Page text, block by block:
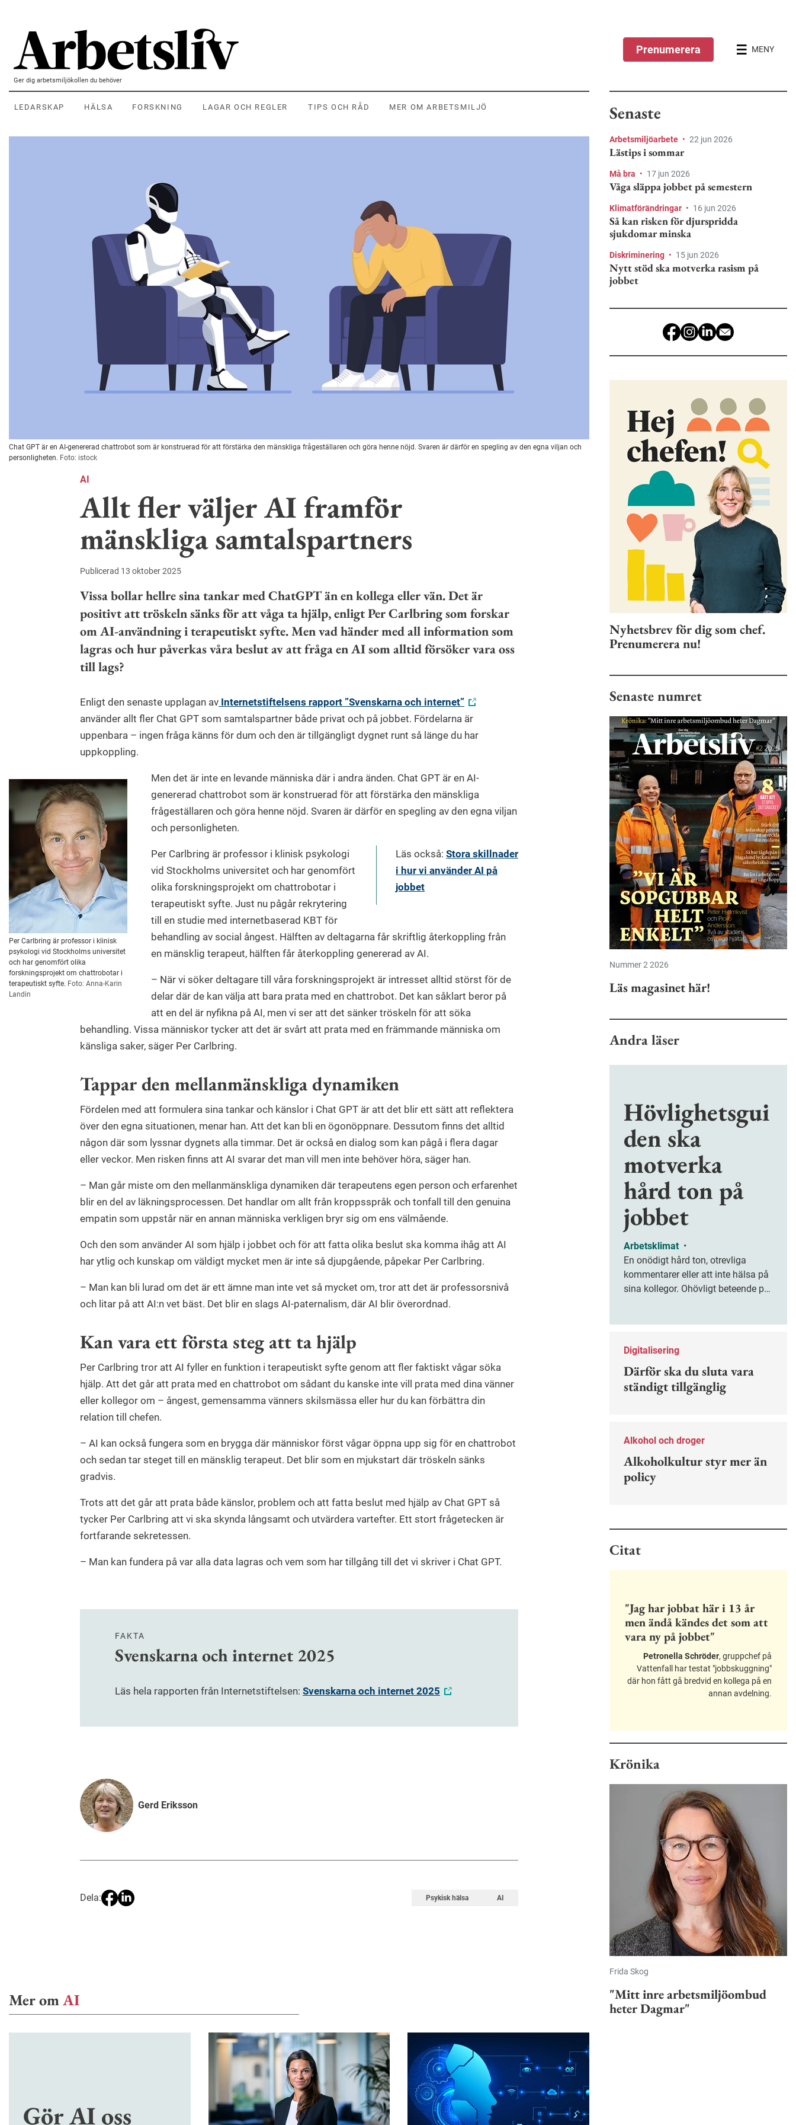
Ger dig arbetsmiljökollen du behöver
LEDARSKAP HÄLSA FORSKNING LAGAR OCH REGLER TIPS OCH RÅD MER OM ARBETSMILJÖ
Prenumerera MENY
Chat GPT är en AI-genererad chattrobot som är konstruerad för att förstärka den mänskliga frågeställaren och göra henne nöjd. Svaren är därför en spegling av den egna viljan och
personligheten. Foto: istock
AI
Allt fler väljer AI framför
mänskliga samtalspartners
Publicerad 13 oktober 2025
Vissa bollar hellre sina tankar med ChatGPT än en kollega eller vän. Det är
positivt att tröskeln sänks för att våga ta hjälp, enligt Per Carlbring som forskar
om AI-användning i terapeutiskt syfte. Men vad händer med all information som
lagras och hur påverkas våra beslut av att fråga en AI som alltid försöker vara oss
till lags?
Enligt den senaste upplagan av Internetstiftelsens rapport ”Svenskarna och internet”
använder allt fler Chat GPT som samtalspartner både privat och på jobbet. Fördelarna är
uppenbara – ingen fråga känns för dum och den är tillgängligt dygnet runt så länge du har
uppkoppling.
Per Carlbring är professor i klinisk
psykologi vid Stockholms universitet
och har genomfört olika
forskningsprojekt om chattrobotar i
terapeutiskt syfte. Foto: Anna-Karin
Landin
Men det är inte en levande människa där i andra änden. Chat GPT är en AI-
genererad chattrobot som är konstruerad för att förstärka den mänskliga
frågeställaren och göra henne nöjd. Svaren är därför en spegling av den egna viljan
och personligheten.
Läs också: Stora skillnader
i hur vi använder AI på
jobbet
Per Carlbring är professor i klinisk psykologi
vid Stockholms universitet och har genomfört
olika forskningsprojekt om chattrobotar i
terapeutiskt syfte. Just nu pågår rekrytering
till en studie med internetbaserad KBT för
behandling av social ångest. Hälften av deltagarna får skriftlig återkoppling från
en mänsklig terapeut, hälften får återkoppling genererad av AI.
– När vi söker deltagare till våra forskningsprojekt är intresset alltid störst för de
delar där de kan välja att bara prata med en chattrobot. Det kan såklart beror på
att en del är nyfikna på AI, men vi ser att det sänker tröskeln för att söka
behandling. Vissa människor tycker att det är svårt att prata med en främmande människa om
känsliga saker, säger Per Carlbring.
Tappar den mellanmänskliga dynamiken
Fördelen med att formulera sina tankar och känslor i Chat GPT är att det blir ett sätt att reflektera
över den egna situationen, menar han. Att det kan bli en ögonöppnare. Dessutom finns det alltid
någon där som lyssnar dygnets alla timmar. Det är också en dialog som kan pågå i flera dagar
eller veckor. Men risken finns att AI svarar det man vill men inte behöver höra, säger han.
– Man går miste om den mellanmänskliga dynamiken där terapeutens egen person och erfarenhet
blir en del av läkningsprocessen. Det handlar om allt från kroppsspråk och tonfall till den genuina
empatin som uppstår när en annan människa verkligen bryr sig om ens välmående.
Och den som använder AI som hjälp i jobbet och för att fatta olika beslut ska komma ihåg att AI
har ytlig och kunskap om väldigt mycket men är inte så djupgående, påpekar Per Carlbring.
– Man kan bli lurad om det är ett ämne man inte vet så mycket om, tror att det är professorsnivå
och litar på att AI:n vet bäst. Det blir en slags AI-paternalism, där AI blir överordnad.
Kan vara ett första steg att ta hjälp
Per Carlbring tror att AI fyller en funktion i terapeutiskt syfte genom att fler faktiskt vågar söka
hjälp. Att det går att prata med en chattrobot om sådant du kanske inte vill prata med dina vänner
eller kollegor om – ångest, gemensamma vänners skilsmässa eller hur du kan förbättra din
relation till chefen.
– AI kan också fungera som en brygga där människor först vågar öppna upp sig för en chattrobot
och sedan tar steget till en mänsklig terapeut. Det blir som en mjukstart där tröskeln sänks
gradvis.
Trots att det går att prata både känslor, problem och att fatta beslut med hjälp av Chat GPT så
tycker Per Carlbring att vi ska skynda långsamt och utvärdera vartefter. Ett stort frågetecken är
fortfarande sekretessen.
– Man kan fundera på var alla data lagras och vem som har tillgång till det vi skriver i Chat GPT.
FAKTA
Svenskarna och internet 2025
Läs hela rapporten från Internetstiftelsen: Svenskarna och internet 2025
Gerd Eriksson
Dela: Psykisk hälsa AI
Mer omAI
Gör AI oss
Senaste
Arbetsmiljöarbete • 22 jun 2026
Lästips i sommar
Må bra • 17 jun 2026
Våga släppa jobbet på semestern
Klimatförändringar • 16 jun 2026
Så kan risken för djurspridda
sjukdomar minska
Diskriminering • 15 jun 2026
Nytt stöd ska motverka rasism på
jobbet
Nyhetsbrev för dig som chef.
Prenumerera nu!
Senaste numret
Nummer 2 2026
Läs magasinet här!
Andra läser
Hövlighetsgui
den ska
motverka
hård ton på
jobbet
Arbetsklimat •
En onödigt hård ton, otrevliga
kommentarer eller att inte hälsa på
sina kollegor. Ohövligt beteende på
förebygga ohövligt beteende på
Digitalisering
Därför ska du sluta vara
ständigt tillgänglig
Alkohol och droger
Alkoholkultur styr mer än
policy
Citat
"Jag har jobbat här i 13 år
men ändå kändes det som att
vara ny på jobbet"
Petronella Schröder, gruppchef på
Vattenfall har testat "jobbskuggning"
där hon fått gå bredvid en kollega på en
annan avdelning.
Krönika
Frida Skog
"Mitt inre arbetsmiljöombud
heter Dagmar"